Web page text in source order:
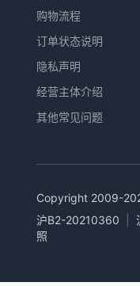
购物流程
订单状态说明
隐私声明
经营主体介绍
其他常见问题
Copyright 2009-
沪B2-20210360
照